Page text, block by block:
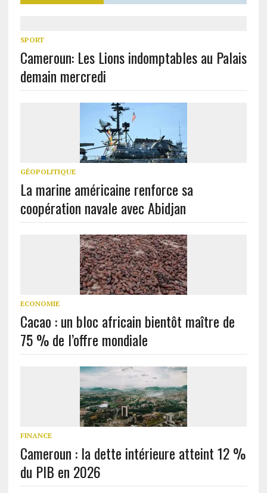
SPORT
Cameroun: Les Lions indomptables au Palais
demain mercredi
GÉOPOLITIQUE
La marine américaine renforce sa
coopération navale avec Abidjan
ECONOMIE
Cacao : un bloc africain bientôt maître de
75 % de l’offre mondiale
FINANCE
Cameroun : la dette intérieure atteint 12 %
du PIB en 2026